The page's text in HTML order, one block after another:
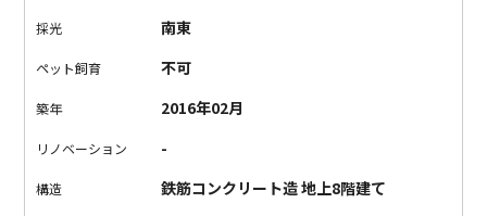
採光 南東
ペット飼育 不可
築年 2016年02月
リノベーション -
構造 鉄筋コンクリート造 地上8階建て